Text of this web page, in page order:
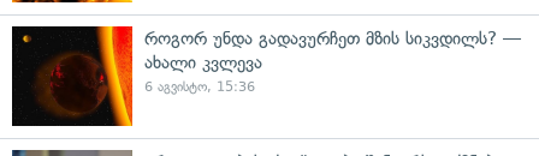
როგორ უნდა გადავურჩეთ მზის სიკვდილს? —
ახალი კვლევა
6 აგვისტო, 15:36